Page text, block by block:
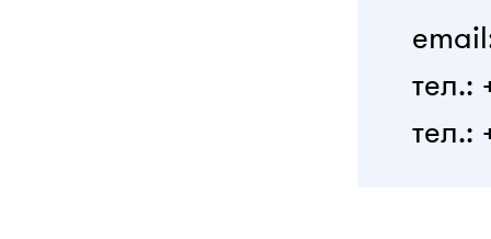
тел.:
тел.: